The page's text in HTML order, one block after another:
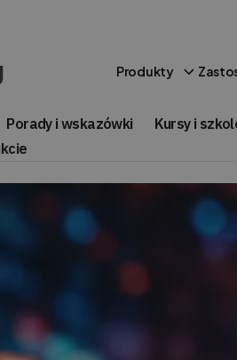
Produkty
Porady i wskazówki Kursy i